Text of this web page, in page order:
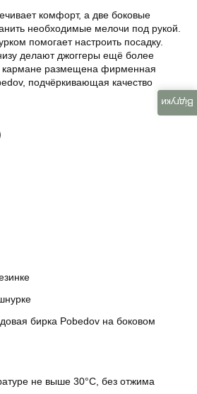
комфорт, а две боковые
необходимые мелочи под рукой.
помогает настроить посадку.
делают джоггеры ещё более
размещена фирменная
подчёркивающая качество
бирка Pobedov на боковом
не выше 30°C, без отжима
Відгуки